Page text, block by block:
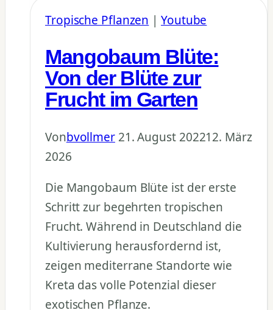
cacao
Tropische Pflanzen |Youtube
Mangobaum Blüte:
Von der Blüte zur
Frucht im Garten
Vonbvollmer 21. August 202212. März
2026
Die Mangobaum Blüte ist der erste
Schritt zur begehrten tropischen
Frucht. Während in Deutschland die
Kultivierung herausfordernd ist,
zeigen mediterrane Standorte wie
Kreta das volle Potenzial dieser
exotischen Pflanze.